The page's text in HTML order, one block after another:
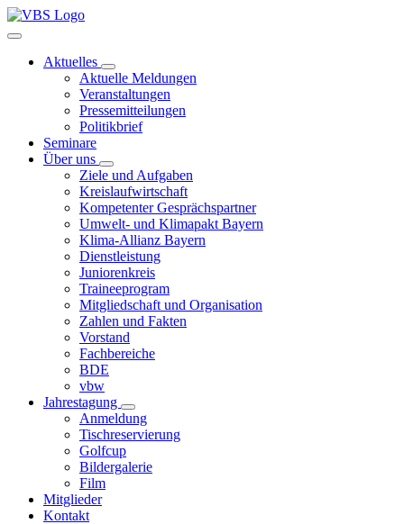
Aktuelles
Aktuelle Meldungen
Veranstaltungen
Pressemitteilungen
Politikbrief
Seminare
Über uns
Ziele und Aufgaben
Kreislaufwirtschaft
Kompetenter Gesprächspartner
Umwelt- und Klimapakt Bayern
Klima-Allianz Bayern
Dienstleistung
Juniorenkreis
Traineeprogram
Mitgliedschaft und Organisation
Zahlen und Fakten
Vorstand
Fachbereiche
BDE
vbw
Jahrestagung
Anmeldung
Tischreservierung
Golfcup
Bildergalerie
Film
Mitglieder
Kontakt